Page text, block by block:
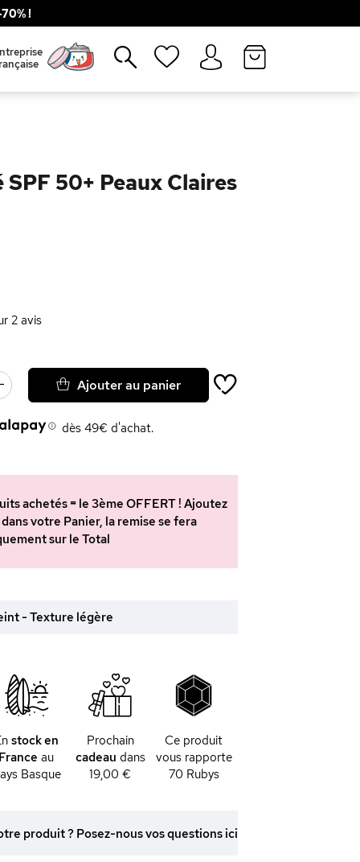
!
50+ Peaux Claires
2avis
dès 49€ d'achat.
Ajouter au panier
achetés = le 3ème OFFERT ! Ajoutez
votre Panier, la remise se fera
sur le Total
- Texture légère
stock en
France au
Basque
Prochain
cadeau dans
19,00 €
Ce produit
vous rapporte
70 Rubys
produit ? Posez-nous vos questions ici